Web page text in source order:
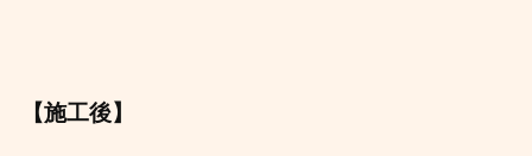
【施工後】